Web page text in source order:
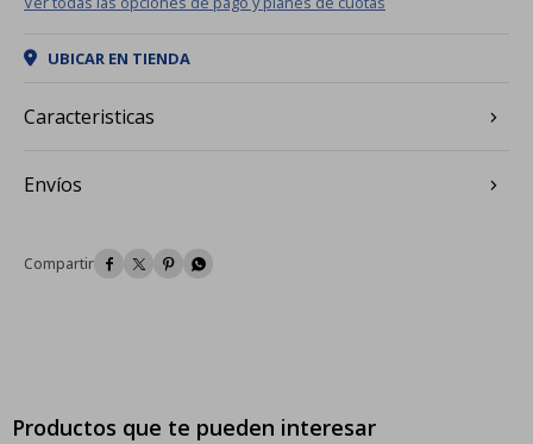
UBICAR EN TIENDA
Caracteristicas
Envíos
   
Productos que te pueden interesar